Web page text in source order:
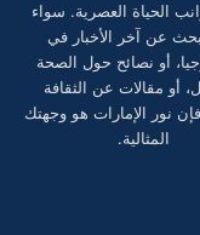
الحياة العصرية. سواء
عن آخر الأخبار في
أو نصائح حول الصحة
أو مقالات عن الثقافة
نور الإمارات هو وجهتك
المثالية.